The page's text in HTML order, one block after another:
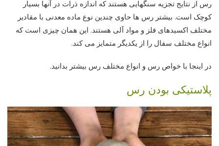
رس از نتایج تجزیه سنگهایی هستند که اندازه ذرات در آنها بسیار
کوچک است. بیشتر رس ها حاوی چندین نوع ماده معدنی با مقادیر
مختلف اکسیدهای فلز و مواد آلی هستند. این همان چیزی است که
انواع مختلف سفال را از یکدیگر متمایز می کند.
در اینجا با خواص رس و انواع مختلف رس بیشتر بدانید.
پلاستیکی بودن رس